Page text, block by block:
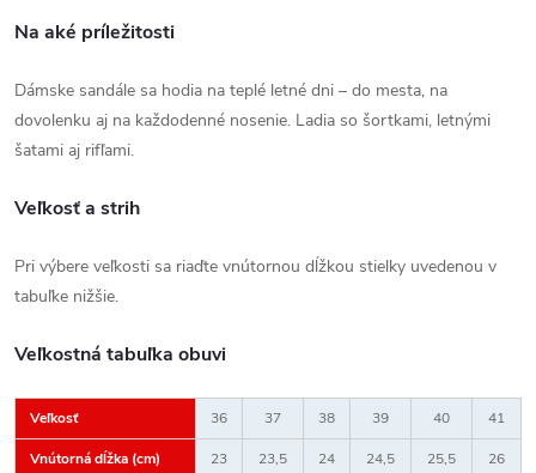
Na aké príležitosti
Dámske sandále sa hodia na teplé letné dni – do mesta, na
dovolenku aj na každodenné nosenie. Ladia so šortkami, letnými
šatami aj rifľami.
Veľkosť a strih
Pri výbere veľkosti sa riaďte vnútornou dĺžkou stielky uvedenou v
tabuľke nižšie.
Veľkostná tabuľka obuvi
Veľkosť 36 37 38 39 40 41
Vnútorná dĺžka (cm) 23 23,5 24 24,5 25,5 26